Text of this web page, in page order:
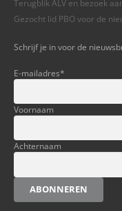
Terugblik ALV en bezoek
Gezocht lid PBO voor de
Schrijf je in voor de
E-mailadres*
Voornaam
Achternaam
ABONNEREN